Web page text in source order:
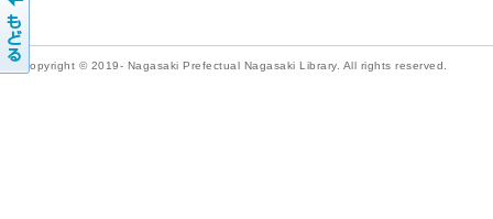
Copyright © 2019- Nagasaki Prefectual Nagasaki Library. All rights reserved.